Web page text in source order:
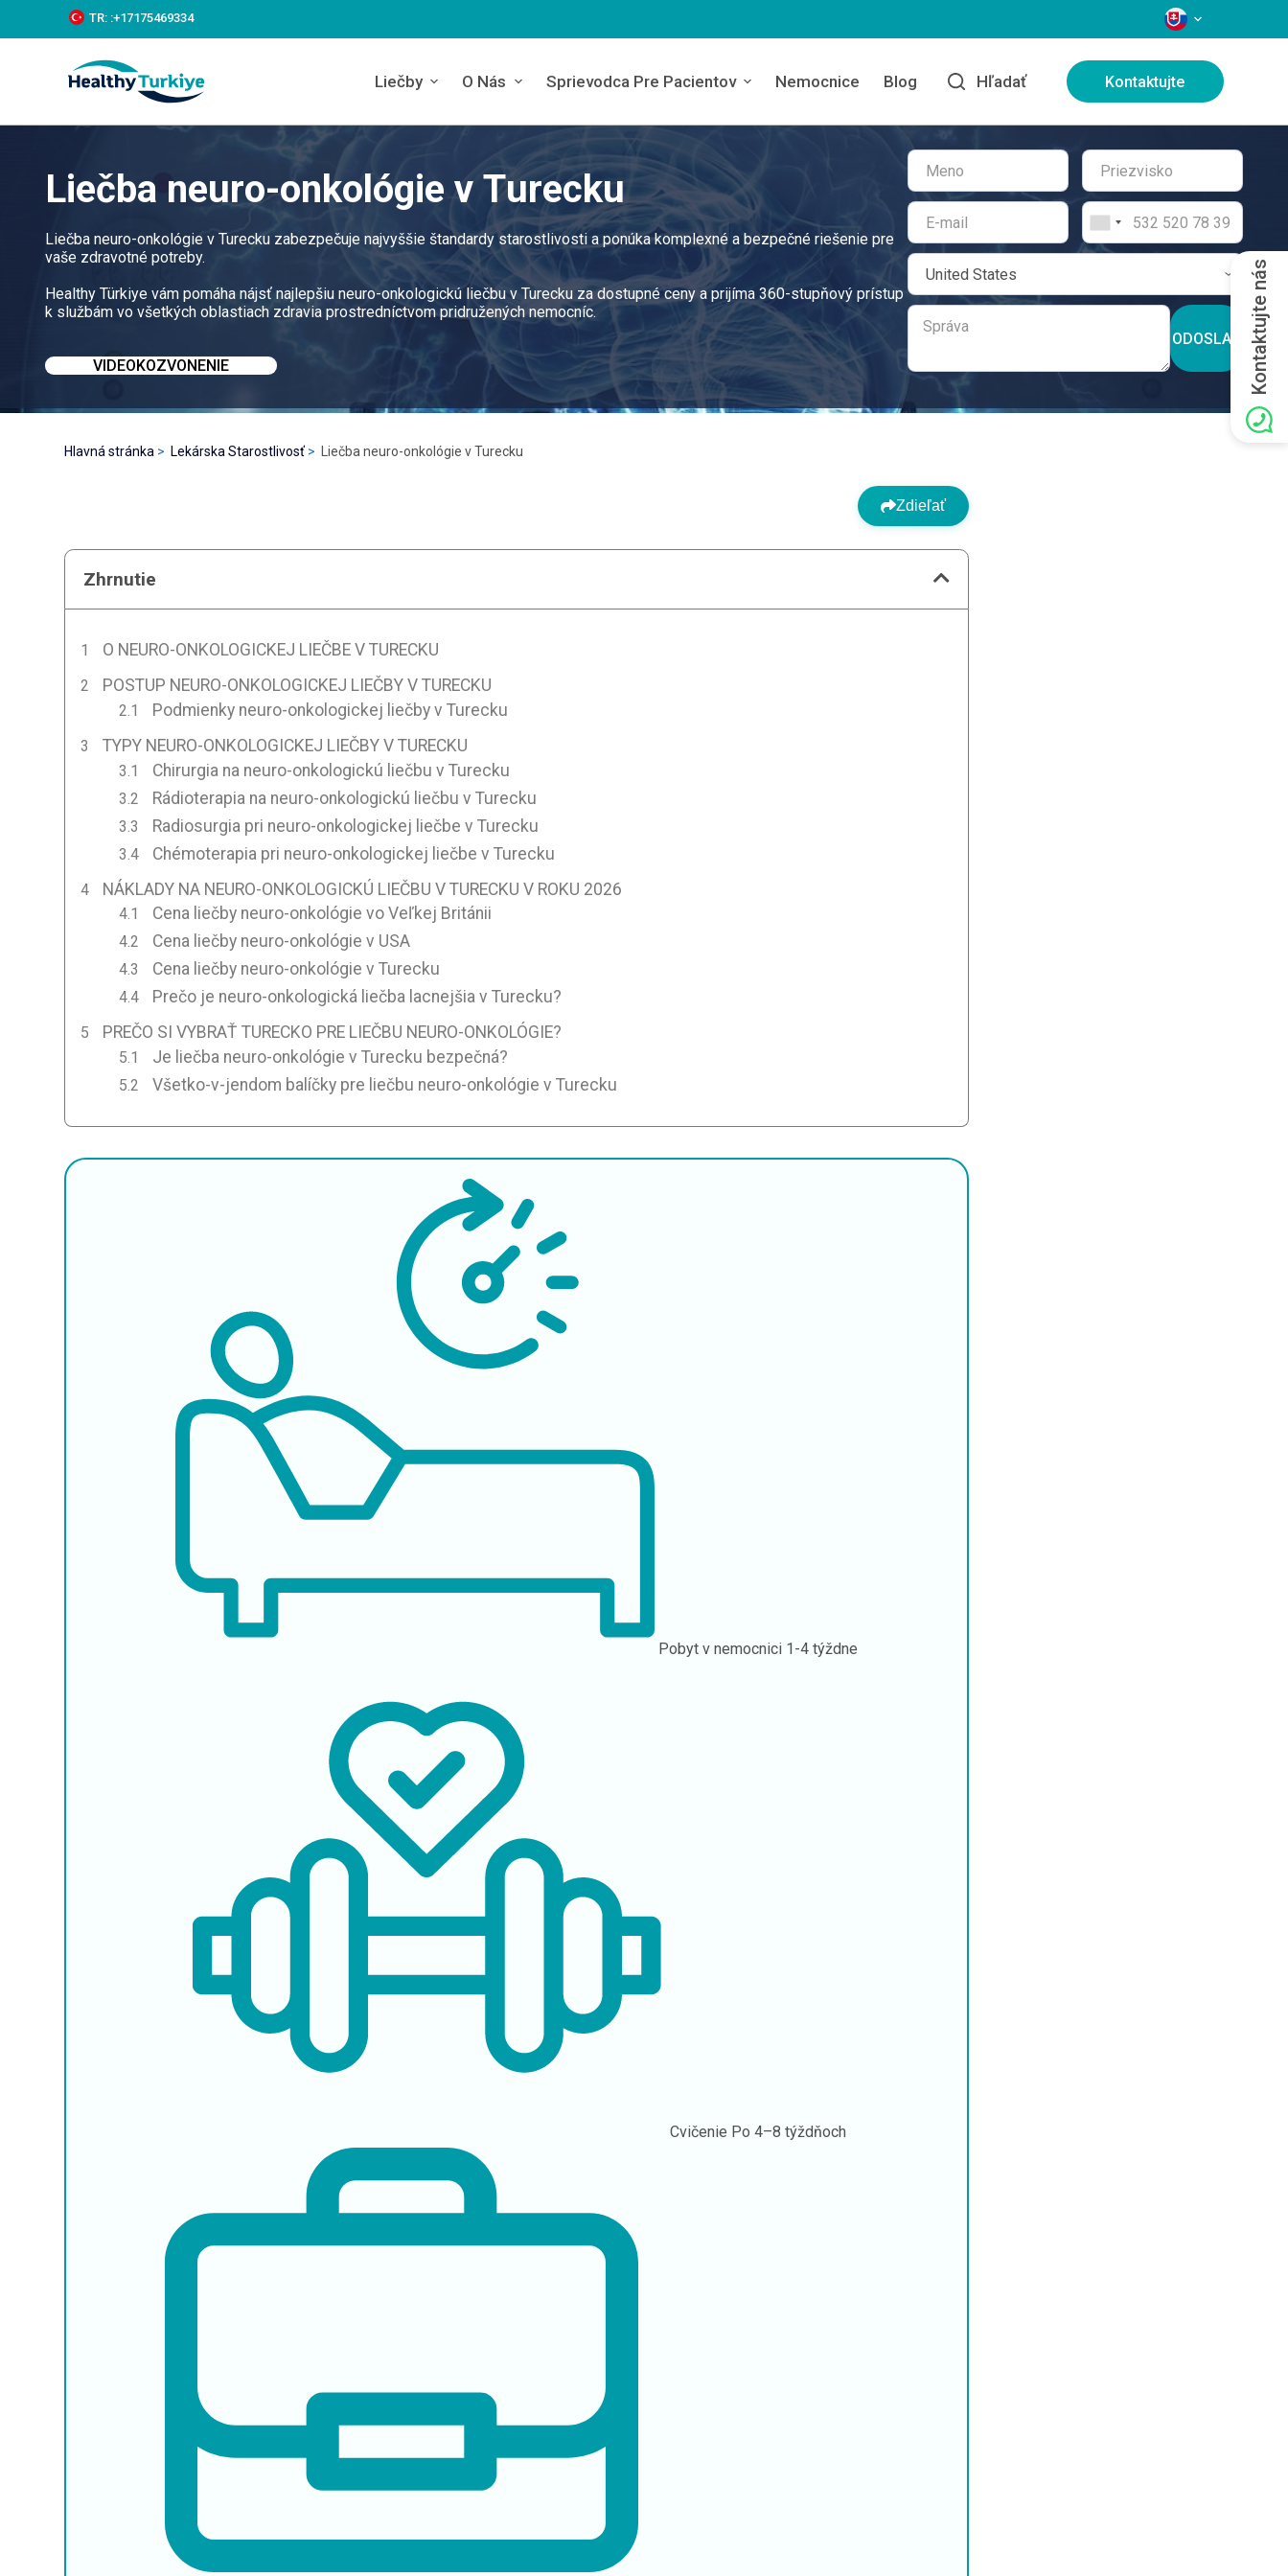
k
c
TR: :+‪17175469334‬ JAZYKY
Liečby O Nás Sprievodca Pre Pacientov Nemocnice Blog Hľadať Kontaktujte
Liečba neuro-onkológie v Turecku
Liečba neuro-onkológie v Turecku zabezpečuje najvyššie štandardy starostlivosti a ponúka komplexné a bezpečné riešenie pre
vaše zdravotné potreby.
Healthy Türkiye vám pomáha nájsť najlepšiu neuro-onkologickú liečbu v Turecku za dostupné ceny a prijíma 360-stupňový prístup
k službám vo všetkých oblastiach zdravia prostredníctvom pridružených nemocníc.
VIDEOKOZVONENIE
ODOSLAŤ
Hlavná stránka Lekárska Starostlivosť Liečba neuro-onkológie v Turecku
Zdieľať
Zhrnutie
O NEURO-ONKOLOGICKEJ LIEČBE V TURECKU
POSTUP NEURO-ONKOLOGICKEJ LIEČBY V TURECKU
Podmienky neuro-onkologickej liečby v Turecku
TYPY NEURO-ONKOLOGICKEJ LIEČBY V TURECKU
Chirurgia na neuro-onkologickú liečbu v Turecku
Rádioterapia na neuro-onkologickú liečbu v Turecku
Radiosurgia pri neuro-onkologickej liečbe v Turecku
Chémoterapia pri neuro-onkologickej liečbe v Turecku
NÁKLADY NA NEURO-ONKOLOGICKÚ LIEČBU V TURECKU V ROKU 2026
Cena liečby neuro-onkológie vo Veľkej Británii
Cena liečby neuro-onkológie v USA
Cena liečby neuro-onkológie v Turecku
Prečo je neuro-onkologická liečba lacnejšia v Turecku?
PREČO SI VYBRAŤ TURECKO PRE LIEČBU NEURO-ONKOLÓGIE?
Je liečba neuro-onkológie v Turecku bezpečná?
Všetko-v-jendom balíčky pre liečbu neuro-onkológie v Turecku
Pobyt v nemocnici 1-4 týždne
Cvičenie Po 4–8 týždňoch
Kontaktujte nás